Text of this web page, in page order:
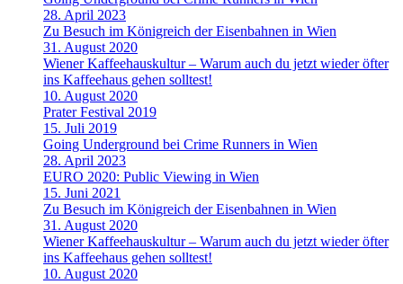
28. April 2023
Zu Besuch im Königreich der Eisenbahnen in Wien
31. August 2020
Wiener Kaffeehauskultur – Warum auch du jetzt wieder öfter
ins Kaffeehaus gehen solltest!
10. August 2020
Prater Festival 2019
15. Juli 2019
Going Underground bei Crime Runners in Wien
28. April 2023
EURO 2020: Public Viewing in Wien
15. Juni 2021
Zu Besuch im Königreich der Eisenbahnen in Wien
31. August 2020
Wiener Kaffeehauskultur – Warum auch du jetzt wieder öfter
ins Kaffeehaus gehen solltest!
10. August 2020